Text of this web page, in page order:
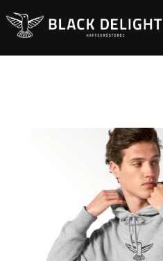
Startseite/Specials/Kleidung